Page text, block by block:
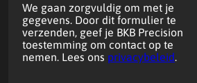
We gaan zorgvuldig om met je
gegevens. Door dit formulier te
verzenden, geef je BKB Precision
toestemming om contact op te
nemen. Lees ons privacybeleid.